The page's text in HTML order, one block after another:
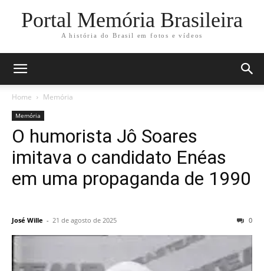
Portal Memória Brasileira
A história do Brasil em fotos e vídeos
Home Memória
Memória
O humorista Jô Soares
imitava o candidato Enéas
em uma propaganda de 1990
José Wille - 21 de agosto de 2025 0